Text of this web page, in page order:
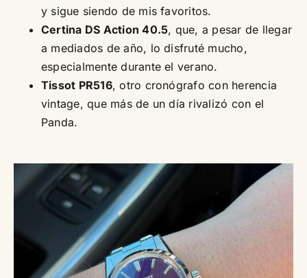
y sigue siendo de mis favoritos.
Certina DS Action 40.5, que, a pesar de llegar
a mediados de año, lo disfruté mucho,
especialmente durante el verano.
Tissot PR516, otro cronógrafo con herencia
vintage, que más de un día rivalizó con el
Panda.